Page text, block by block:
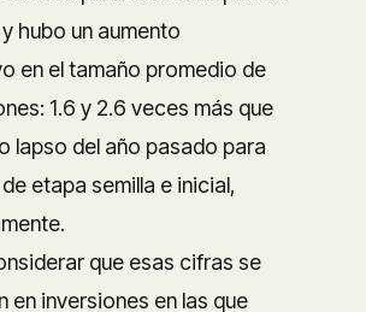
hubo un aumento
en el tamaño promedio de
1.6 y 2.6 veces más que
lapso del año pasado para
etapa semilla e inicial,
que esas cifras se
en inversiones en las que